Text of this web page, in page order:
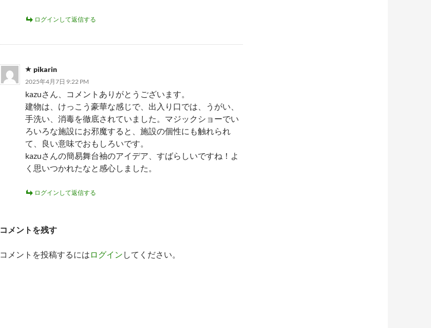
ログインして返信する
pikarin
2025年4月7日 9:22 PM
kazuさん、コメントありがとうございます。
建物は、けっこう豪華な感じで、出入り口では、うがい、
手洗い、消毒を徹底されていました。マジックショーでい
ろいろな施設にお邪魔すると、施設の個性にも触れられ
て、良い意味でおもしろいです。
kazuさんの簡易舞台袖のアイデア、すばらしいですね！よ
く思いつかれたなと感心しました。
ログインして返信する
コメントを残す
コメントを投稿するには ログイン してください。